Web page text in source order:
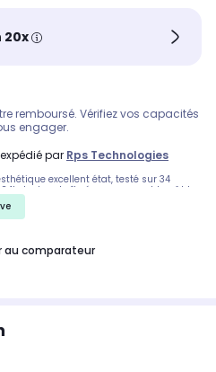
20x
remboursé. Vérifiez vos capacités
engager.
par Rps Technologies
excellent état, testé sur 34
Inclus : boîte éco-responsable, câble
au comparateur